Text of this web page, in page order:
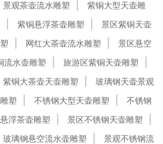
景观茶壶流水雕塑
紫铜大型天壶雕
紫铜悬浮茶壶雕塑
景区紫铜天壶
网红大茶壶流水雕塑
景区悬空
流水壶雕塑
旅游区紫铜天壶雕塑
紫铜大茶壶天壶雕塑
玻璃钢天壶景观
塑 不锈钢大型天壶雕塑
不锈钢
浮茶壶雕塑
景区不锈钢天壶雕塑
玻璃钢悬空流水壶雕塑
景观不锈钢流